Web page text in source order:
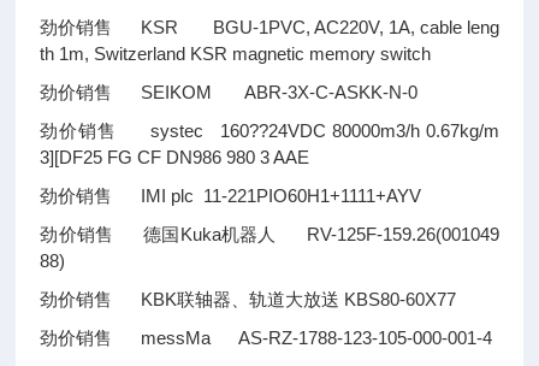
劲价销售 KSR BGU-1PVC, AC220V, 1A, cable leng
th 1m, Switzerland KSR magnetic memory switch
劲价销售 SEIKOM ABR-3X-C-ASKK-N-0
劲价销售 systec 160??24VDC 80000m3/h 0.67kg/m
3][DF25 FG CF DN986 980 3 AAE
劲价销售 IMI plc 11-221PIO60H1+1111+AYV
劲价销售 德国Kuka机器人 RV-125F-159.26(001049
88)
劲价销售 KBK联轴器、轨道大放送 KBS80-60X77
劲价销售 messMa AS-RZ-1788-123-105-000-001-4